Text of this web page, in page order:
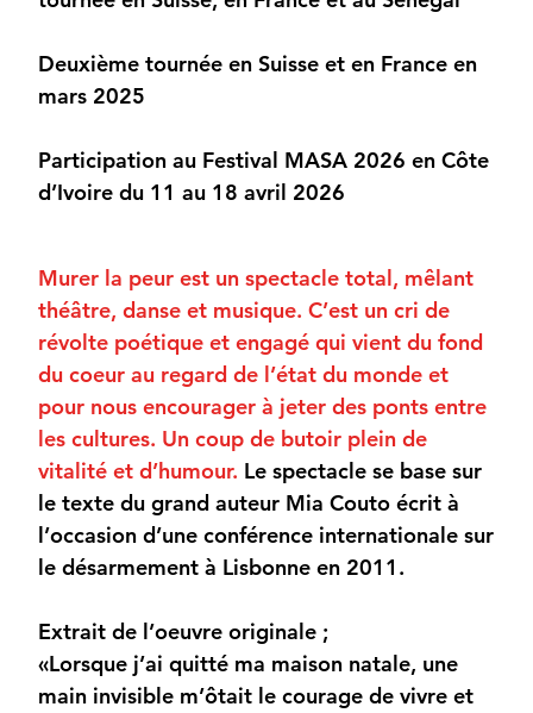
Deuxième tournée en Suisse et en France en
mars 2025
Participation au Festival MASA 2026 en Côte
d’Ivoire du 11 au 18 avril 2026
Murer la peur est un spectacle total, mêlant
théâtre, danse et musique. C’est un cri de
révolte poétique et engagé qui vient du fond
du coeur au regard de l’état du monde et
pour nous encourager à jeter des ponts entre
les cultures. Un coup de butoir plein de
vitalité et d’humour. Le spectacle se base sur
le texte du grand auteur Mia Couto écrit à
l’occasion d’une conférence internationale sur
le désarmement à Lisbonne en 2011.
Extrait de l’oeuvre originale ;
«Lorsque j’ai quitté ma maison natale, une
main invisible m’ôtait le courage de vivre et